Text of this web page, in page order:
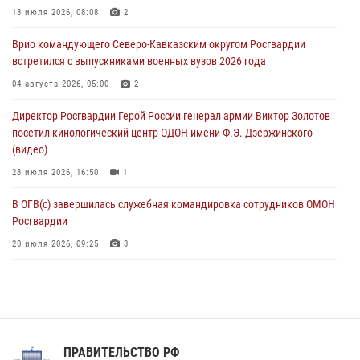
В ЛНР росгвардейцы провели тренировку по единоборствам для
08 августа 2026, 13:00 1
Сотрудники Росгвардии присоединились к утренней разминке у
08 августа 2026, 09:29
13 июля 2026, 08:08 2
Врио командующего Северо-Кавказским округом Росгвардии
встретился с выпускниками военных вузов 2026 года
04 августа 2026, 05:00 2
Директор Росгвардии Герой России генерал армии Виктор Золотов
посетил кинологический центр ОДОН имени Ф.Э. Дзержинского
(видео)
28 июля 2026, 16:50 1
В ОГВ(с) завершилась служебная командировка сотрудников ОМОН
Росгвардии
20 июля 2026, 09:25 3
ПРАВИТЕЛЬСТВО РФ